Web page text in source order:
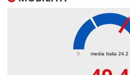
media Italia 24.2
0